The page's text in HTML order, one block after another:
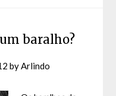
baralho?
byArlindo